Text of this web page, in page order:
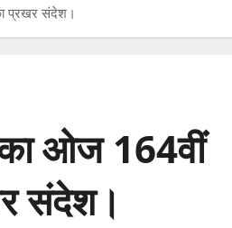
प्रखर संदेश।
का ओज 164वीं
संदेश।